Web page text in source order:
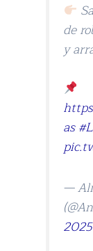
de
y
as
—
2025